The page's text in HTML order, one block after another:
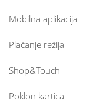
Mobilna aplikacija
Plaćanje režija
Shop&Touch
Poklon kartica